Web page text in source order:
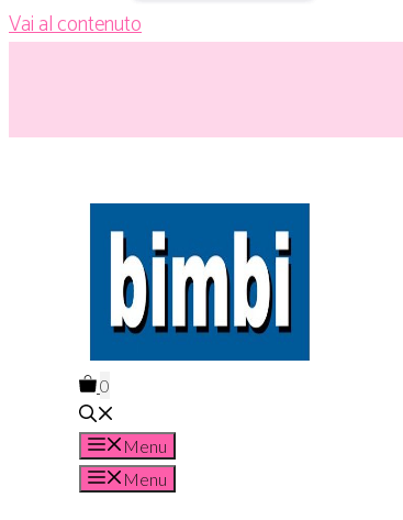
Vai al contenuto
0
Menu
Menu